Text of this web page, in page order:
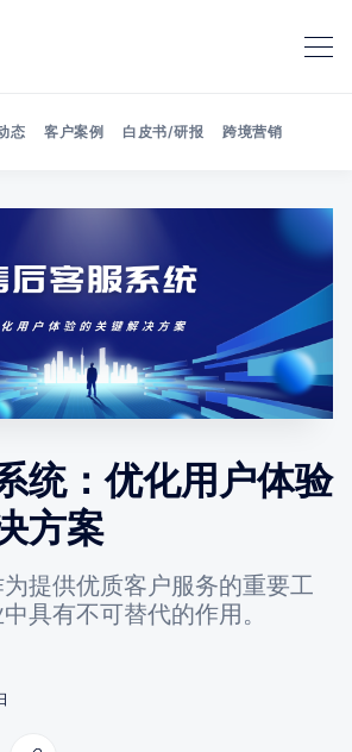
Search 美洽博客
态 客户案例 白皮书/研报 跨境营销
统：优化用户体验
方案
提供优质客户服务的重要工
具有不可替代的作用。